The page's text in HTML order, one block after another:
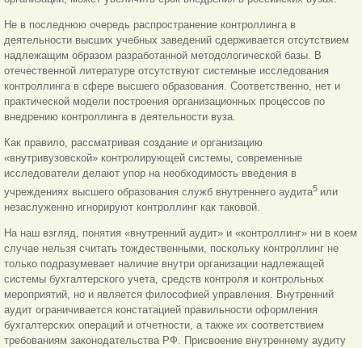
Не в последнюю очередь распространение контроллинга в
деятельности высших учебных заведений сдерживается отсутствием
надлежащим образом разработанной методологической базы. В
отечественной литературе отсутствуют системные исследования
контроллинга в сфере высшего образования. Соответственно, нет и
практической модели построения организационных процессов по
внедрению контроллинга в деятельности вуза.
Как правило, рассматривая создание и организацию
«внутривузовской» контролирующей системы, современные
исследователи делают упор на необходимость введения в
учреждениях высшего образования служб внутреннего аудита5 или
незаслуженно игнорируют контроллинг как таковой.
На наш взгляд, понятия «внутренний аудит» и «контроллинг» ни в коем
случае нельзя считать тождественными, поскольку контроллинг не
только подразумевает наличие внутри организации надлежащей
системы бухгалтерского учета, средств контроля и контрольных
мероприятий, но и является философией управления. Внутренний
аудит ограничивается констатацией правильности оформления
бухгалтерских операций и отчетности, а также их соответствием
требованиям законодательства РФ. Присвоение внутреннему аудиту